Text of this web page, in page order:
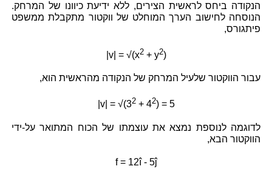
הנקודה ביחס לראשית הצירים, ללא ידיעת כיוונו של המרחק.
הנוסחה לחישוב הערך המוחלט של ווקטור מתקבלת ממשפט
פיתגורס,
|v| = √(x2+ y2)
עבור הווקטור שלעיל המרחק של הנקודה מהראשית הוא,
|v| = √(32+ 42) = 5
לדוגמה לנוספת נמצא את עוצמתו של הכוח המתואר על-ידי
הווקטור הבא,
f = 12î - 5ĵ